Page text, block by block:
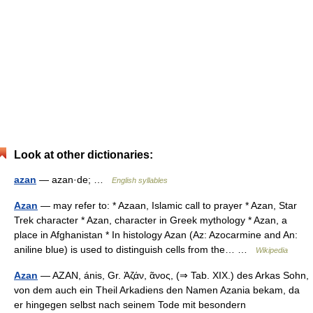
Look at other dictionaries:
azan — azan·de; … English syllables
Azan — may refer to: * Azaan, Islamic call to prayer * Azan, Star
Trek character * Azan, character in Greek mythology * Azan, a
place in Afghanistan * In histology Azan (Az: Azocarmine and An:
aniline blue) is used to distinguish cells from the… …
Wikipedia
Azan — AZAN, ánis, Gr. Ἀζάν, ᾶνος, (⇒ Tab. XIX.) des Arkas Sohn,
von dem auch ein Theil Arkadiens den Namen Azania bekam, da
er hingegen selbst nach seinem Tode mit besondern